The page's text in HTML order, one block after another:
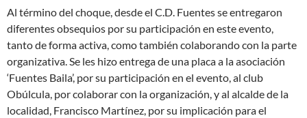
Al término del choque, desde el C.D. Fuentes se entregaron
diferentes obsequios por su participación en este evento,
tanto de forma activa, como también colaborando con la parte
organizativa. Se les hizo entrega de una placa a la asociación
‘Fuentes Baila’, por su participación en el evento, al club
Obúlcula, por colaborar con la organización, y al alcalde de la
localidad, Francisco Martínez, por su implicación para el